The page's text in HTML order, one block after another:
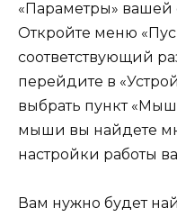
«Параметры»
Откройте меню
соответствующий
перейдите в
выбрать пункт
мыши вы найдете
настройки работы
Вам нужно будет